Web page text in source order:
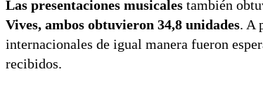
Las presentaciones musicales también
Vives, ambos obtuvieron 34,8 unidades. A
internacionales de igual manera fueron
recibidos.